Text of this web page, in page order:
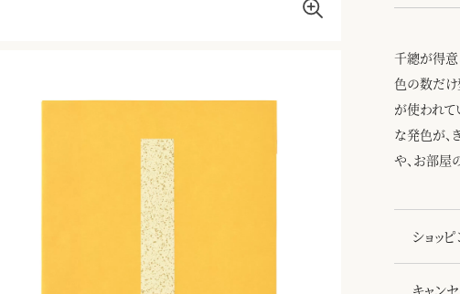
千總が得意
色の数だけ
が使われ
な発色が、
や、お部屋
ショッ
キャン